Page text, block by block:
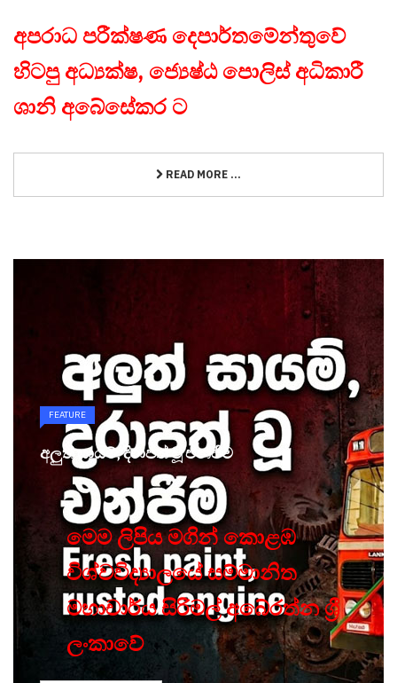
අපරාධ පරීක්ෂණ දෙපාර්තමේන්තුවේ
හිටපු අධ්‍යක්ෂ, ජ්‍යෙෂ්ඨ පොලිස් අධිකාරී
ශානි අබේසේකර ට
READ MORE ...
FEATURE
අලුත් සායම්, දිරාපත් වූ එන්ජිම
මෙම ලිපිය මගින් කොළඹ
විශ්වවිද්‍යාලයේ සම්මානිත
මහාචාර්ය සිරිමල් අබේරත්න ශ්‍රී
ලංකාවේ